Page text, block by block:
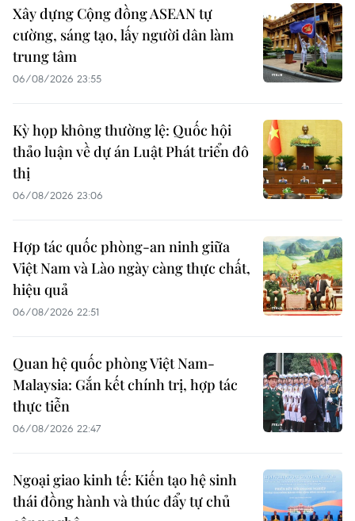
Xây dựng Cộng đồng ASEAN tự
cường, sáng tạo, lấy người dân làm
trung tâm
06/08/2026 23:55
Kỳ họp không thường lệ: Quốc hội
thảo luận về dự án Luật Phát triển đô
thị
06/08/2026 23:06
Hợp tác quốc phòng-an ninh giữa
Việt Nam và Lào ngày càng thực chất,
hiệu quả
06/08/2026 22:51
Quan hệ quốc phòng Việt Nam-
Malaysia: Gắn kết chính trị, hợp tác
thực tiễn
06/08/2026 22:47
Ngoại giao kinh tế: Kiến tạo hệ sinh
thái đồng hành và thúc đẩy tự chủ